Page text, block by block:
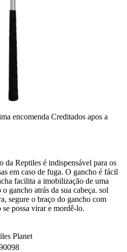
encomenda Creditados apos a
da Reptiles é indispensável para os
em caso de fuga. O gancho é fácil
facilita a imobilização de uma
gancho atrás da sua cabeça. sol
segure o braço do gancho com
se possa virar e mordê-lo.
Planet